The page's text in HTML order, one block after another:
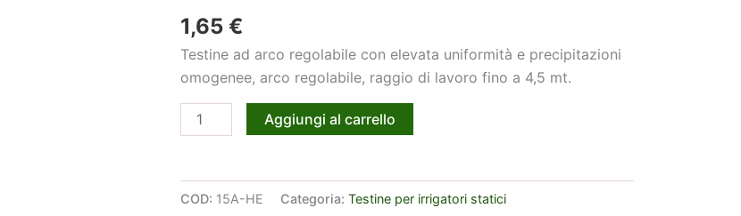
1,65€
Testine ad arco regolabile con elevata uniformità e precipitazioni
omogenee, arco regolabile, raggio di lavoro fino a 4,5 mt.
Testina
Hunter
15A-
HE
Aggiungi al carrello
COD: 15A-HE Categoria:Testine per irrigatori statici